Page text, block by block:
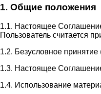
1. Общие положения
1.1. Настоящее
Пользователь считается
1.2. Безусловное
1.3. Настоящее
1.4. Использование